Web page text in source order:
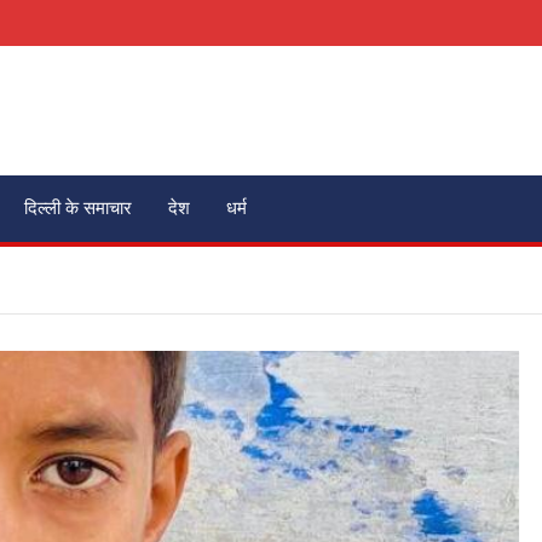
दिल्ली के समाचार देश धर्म